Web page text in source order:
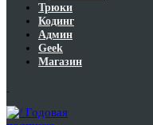
Трюки
Кодинг
Админ
Geek
Магазин
Годовая